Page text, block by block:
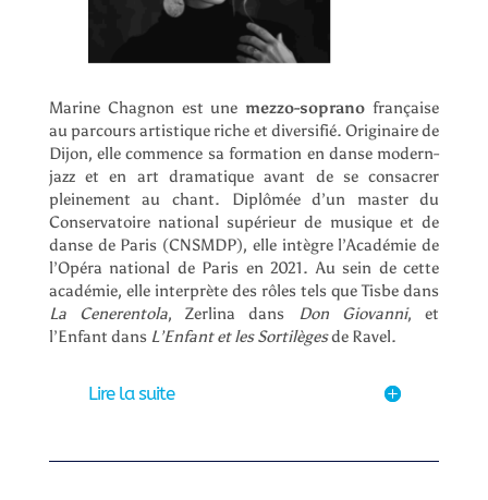
Marine Chagnon est une mezzo-soprano française
au parcours artistique riche et diversifié. Originaire de
Dijon, elle commence sa formation en danse modern-
jazz et en art dramatique avant de se consacrer
pleinement au chant.
Diplômée d’un master du
Conservatoire national supérieur de musique et de
danse de Paris (CNSMDP), elle intègre l’Académie de
l’Opéra national de Paris en 2021. Au sein de cette
académie, elle interprète des rôles tels que Tisbe dans
La Cenerentola, Zerlina dans Don Giovanni, et
l’Enfant dans L’Enfant et les Sortilègesde Ravel.
Lire la suite